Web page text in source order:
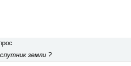
земли ?